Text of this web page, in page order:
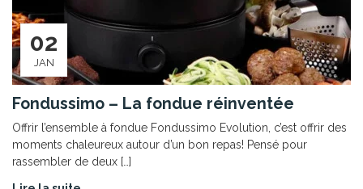
02
JAN
Fondussimo – La fondue réinventée
Offrir l’ensemble à fondue Fondussimo Evolution, c’est offrir des
moments chaleureux autour d’un bon repas! Pensé pour
rassembler de deux […]